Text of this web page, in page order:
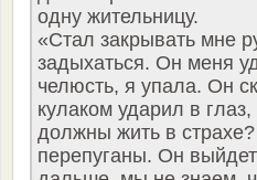
одну жительницу.
«Стал закрывать мне
задыхаться. Он меня
челюсть, я упала. Он
кулаком ударил в
должны жить в
перепуганы. Он